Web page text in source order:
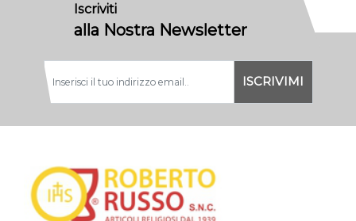
Iscriviti
alla Nostra Newsletter